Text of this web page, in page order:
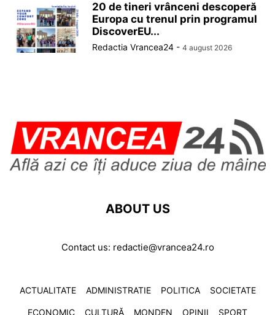
20 de tineri vrânceni descoperă
Europa cu trenul prin programul
DiscoverEU...
Redactia Vrancea24 - 4 august 2026
ABOUT US
Contact us: redactie@vrancea24.ro
ACTUALITATE ADMINISTRATIE POLITICA SOCIETATE
ECONOMIC CULTURĂ MONDEN OPINII SPORT